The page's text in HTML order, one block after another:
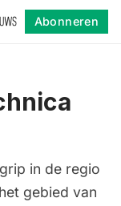
Abonneren
in de regio
gebied van